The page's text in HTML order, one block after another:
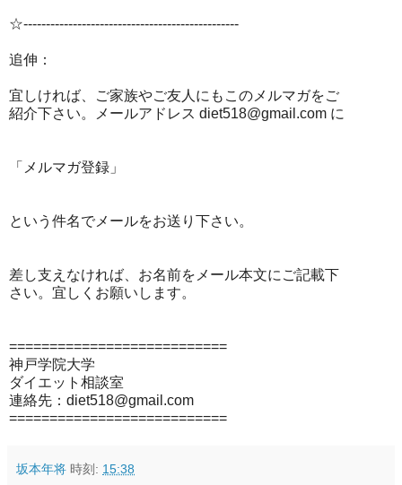
☆------------------------------------------------
追伸：
宜しければ、ご家族やご友人にもこのメルマガをご
紹介下さい。メールアドレス diet518@gmail.com に
「メルマガ登録」
という件名でメールをお送り下さい。
差し支えなければ、お名前をメール本文にご記載下
さい。宜しくお願いします。
===========================
神戸学院大学
ダイエット相談室
連絡先：diet518@gmail.com
===========================
坂本年将 時刻: 15:38